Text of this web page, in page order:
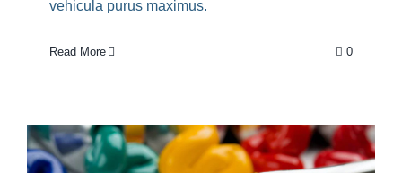
vehicula purus maximus.
Read More 0